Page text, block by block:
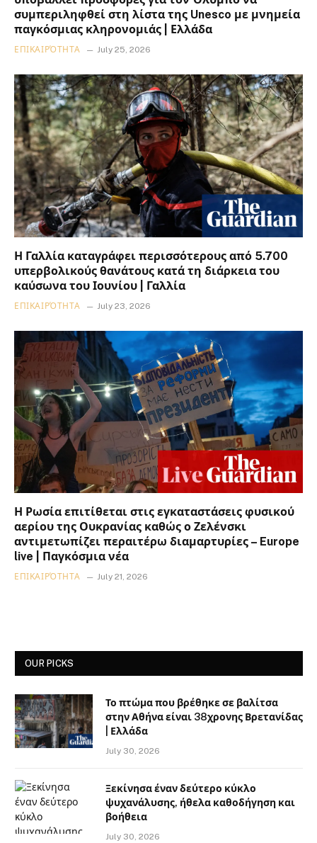
συμπεριληφθεί στη λίστα της Unesco με μνημεία
παγκόσμιας κληρονομιάς | Ελλάδα
ΕΠΙΚΑΙΡΌΤΗΤΑ July 25, 2026
Η Γαλλία καταγράφει περισσότερους από 5.700
υπερβολικούς θανάτους κατά τη διάρκεια του
καύσωνα του Ιουνίου | Γαλλία
ΕΠΙΚΑΙΡΌΤΗΤΑ July 23, 2026
Η Ρωσία επιτίθεται στις εγκαταστάσεις φυσικού
αερίου της Ουκρανίας καθώς ο Ζελένσκι
αντιμετωπίζει περαιτέρω διαμαρτυρίες – Europe
live | Παγκόσμια νέα
ΕΠΙΚΑΙΡΌΤΗΤΑ July 21, 2026
OUR PICKS
Το πτώμα που βρέθηκε σε βαλίτσα
στην Αθήνα είναι 38χρονης Βρετανίδας
| Ελλάδα
July 30, 2026
Ξεκίνησα έναν δεύτερο κύκλο
ψυχανάλυσης, ήθελα καθοδήγηση και
βοήθεια
July 30, 2026